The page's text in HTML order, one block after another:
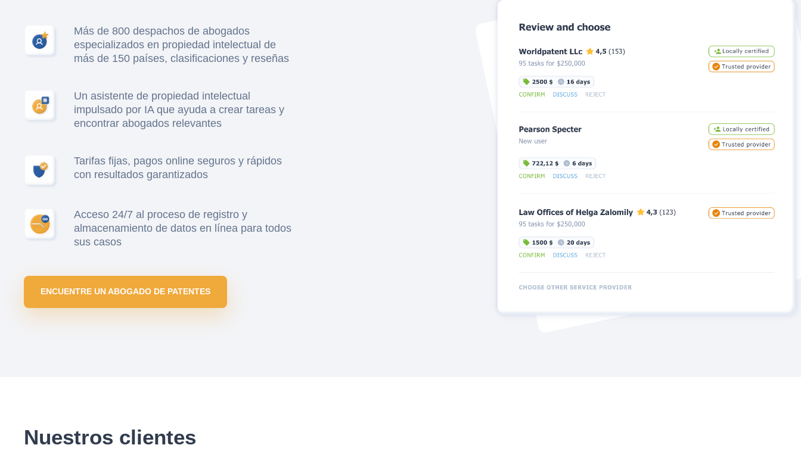
Más de 800 despachos de abogados
especializados en propiedad intelectual de
más de 150 países, clasificaciones y reseñas
Un asistente de propiedad intelectual
impulsado por IA que ayuda a crear tareas y
encontrar abogados relevantes
Tarifas fijas, pagos online seguros y rápidos
con resultados garantizados
Acceso 24/7 al proceso de registro y
almacenamiento de datos en línea para todos
sus casos
ENCUENTRE UN ABOGADO DE PATENTES
Nuestros clientes